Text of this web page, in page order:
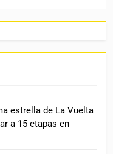
estrella de La Vuelta
a 15 etapas en